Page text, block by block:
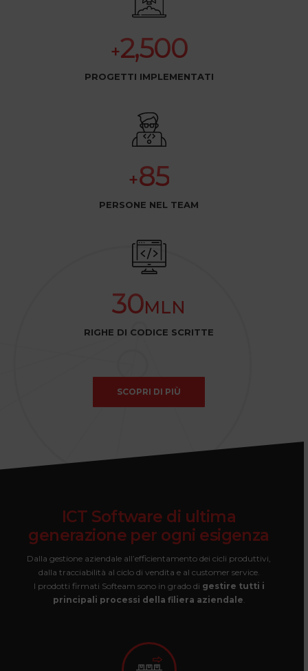
+2,500
PROGETTI IMPLEMENTATI
+85
PERSONE NEL TEAM
30MLN
RIGHE DI CODICE SCRITTE
SCOPRI DI PIÙ
ICT Software di ultima
generazione per ogni esigenza
Dalla gestione aziendale all’efficientamento dei cicli produttivi,
dalla tracciabilità al ciclo di vendita e al customer service.
I prodotti firmati Softeam sono in grado di gestire tutti i
principali processi della filiera aziendale